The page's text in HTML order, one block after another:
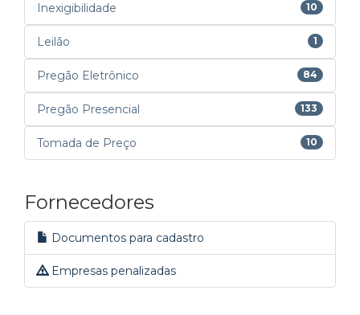
Inexigibilidade 10
Leilão 1
Pregão Eletrônico 84
Pregão Presencial 133
Tomada de Preço 10
Fornecedores
Documentos para cadastro
Empresas penalizadas